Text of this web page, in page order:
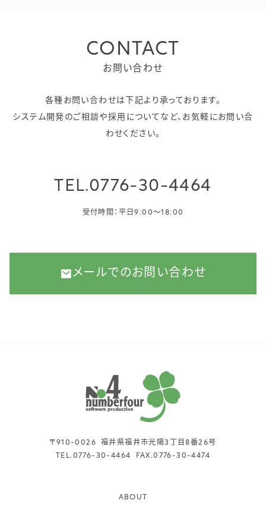
CONTACT
お問い合わせ
各種お問い合わせは下記より承っております。
システム開発のご相談や採用についてなど、お気軽にお問い合
わせください。
TEL.0776-30-4464
受付時間：平日9:00〜18:00
メールでのお問い合わせ
〒910-0026
福井県福井市光陽3丁目8番26号
TEL. 0776-30-4464 FAX.0776-30-4474
ABOUT